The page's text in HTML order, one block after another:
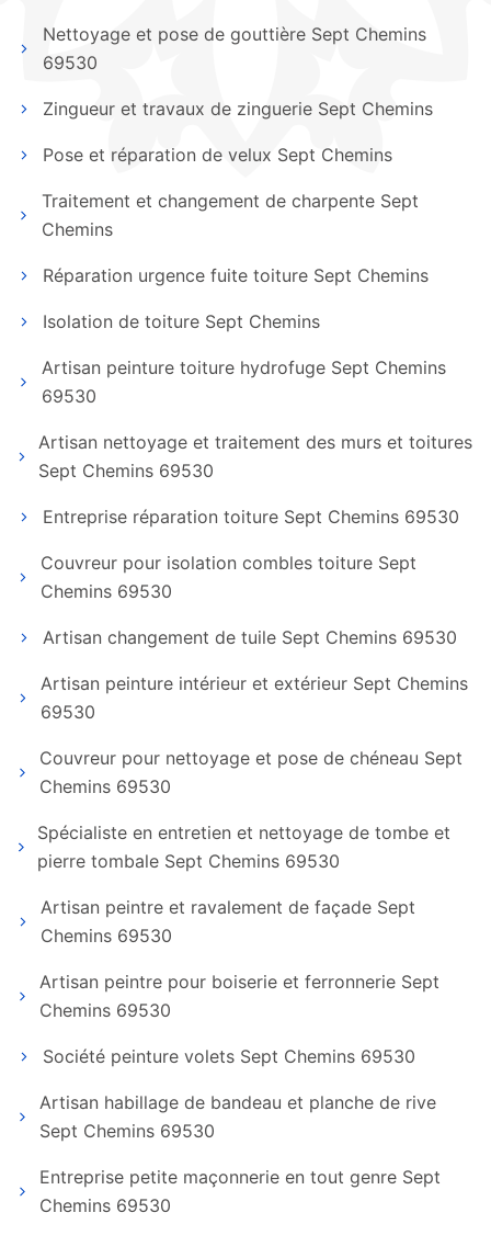
Nettoyage et pose de gouttière Sept Chemins
69530
Zingueur et travaux de zinguerie Sept Chemins
Pose et réparation de velux Sept Chemins
Traitement et changement de charpente Sept
Chemins
Réparation urgence fuite toiture Sept Chemins
Isolation de toiture Sept Chemins
Artisan peinture toiture hydrofuge Sept Chemins
69530
Artisan nettoyage et traitement des murs et toitures
Sept Chemins 69530
Entreprise réparation toiture Sept Chemins 69530
Couvreur pour isolation combles toiture Sept
Chemins 69530
Artisan changement de tuile Sept Chemins 69530
Artisan peinture intérieur et extérieur Sept Chemins
69530
Couvreur pour nettoyage et pose de chéneau Sept
Chemins 69530
Spécialiste en entretien et nettoyage de tombe et
pierre tombale Sept Chemins 69530
Artisan peintre et ravalement de façade Sept
Chemins 69530
Artisan peintre pour boiserie et ferronnerie Sept
Chemins 69530
Société peinture volets Sept Chemins 69530
Artisan habillage de bandeau et planche de rive
Sept Chemins 69530
Entreprise petite maçonnerie en tout genre Sept
Chemins 69530